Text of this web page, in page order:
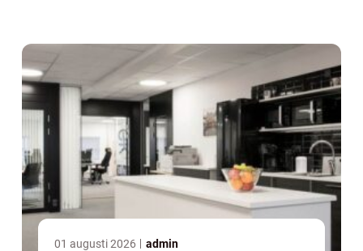
01 augusti 2026 admin